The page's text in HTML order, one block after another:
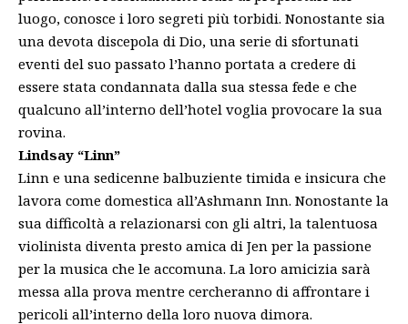
luogo, conosce i loro segreti più torbidi. Nonostante sia
una devota discepola di Dio, una serie di sfortunati
eventi del suo passato l’hanno portata a credere di
essere stata condannata dalla sua stessa fede e che
qualcuno all’interno dell’hotel voglia provocare la sua
rovina.
Lindsay “Linn”
Linn e una sedicenne balbuziente timida e insicura che
lavora come domestica all’Ashmann Inn. Nonostante la
sua difficoltà a relazionarsi con gli altri, la talentuosa
violinista diventa presto amica di Jen per la passione
per la musica che le accomuna. La loro amicizia sarà
messa alla prova mentre cercheranno di affrontare i
pericoli all’interno della loro nuova dimora.